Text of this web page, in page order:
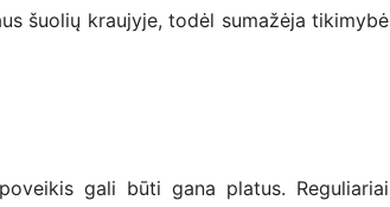
šuolių kraujyje, todėl sumažėja tikimybė
gali būti gana platus. Reguliariai